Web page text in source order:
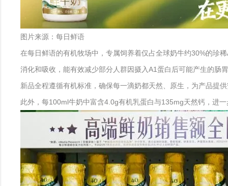
图片来源：每日鲜语
在每日鲜语的有机牧场中，专属饲养着仅占全球奶牛约30%的珍
消化和吸收，能有效减少部分人群因摄入A1蛋白后可能产生的肠
新品全程遵循有机标准，确保每一滴奶都天然、原生，为产品提
此外，每100ml牛奶中富含4.0g有机乳蛋白与135mg天然钙，进